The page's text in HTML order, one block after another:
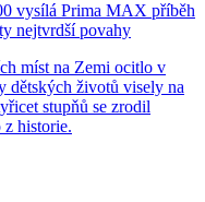
vysílá Prima MAX příběh
nejtvrdší povahy
míst na Zemi ocitlo v
dětských životů visely na
stupňů se zrodil
historie.